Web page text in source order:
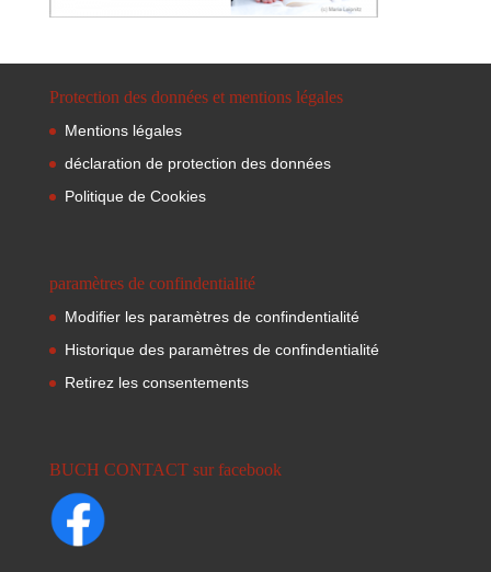
Protection des données et mentions légales
Mentions légales
déclaration de protection des données
Politique de Cookies
paramètres de confindentialité
Modifier les paramètres de confindentialité
Historique des paramètres de confindentialité
Retirez les consentements
BUCH CONTACT sur facebook